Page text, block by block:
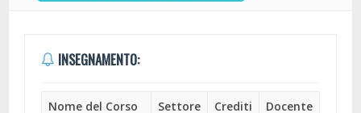
INSEGNAMENTO:
Nome del Corso Settore Crediti
Docente